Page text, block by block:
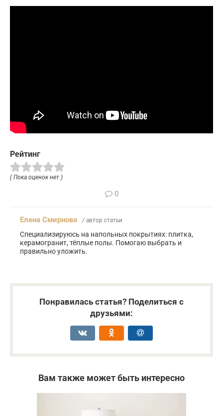
Рейтинг
( Пока оценок нет )
0
Елена Смирнова / автор статьи
Специализируюсь на напольных покрытиях: плитка,
керамогранит, тёплые полы. Помогаю выбрать и
правильно уложить.
Понравилась статья? Поделиться с
друзьями:
Вам также может быть интересно